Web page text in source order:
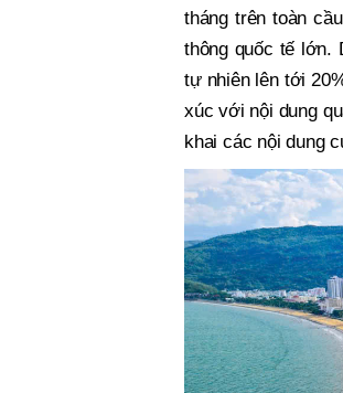
tháng trên toàn
thông quốc tế lớn.
tự nhiên lên tới
xúc với nội dung
khai các nội dung